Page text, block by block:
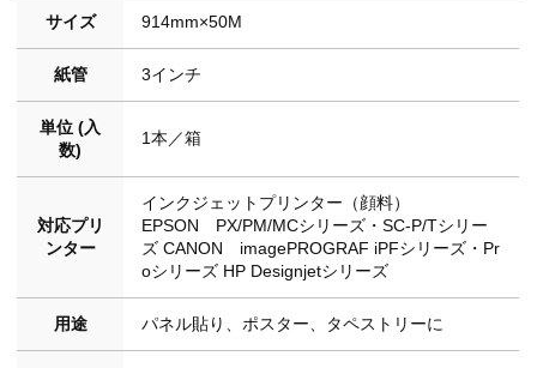
サイズ 914mm×50M
紙管 3インチ
単位 (入
数)
1本／箱
対応プリ
ンター
インクジェットプリンター（顔料）
EPSON PX/PM/MCシリーズ・SC-P/Tシリー
ズ CANON imagePROGRAF iPFシリーズ・Pr
oシリーズ HP Designjetシリーズ
用途 パネル貼り、ポスター、タペストリーに